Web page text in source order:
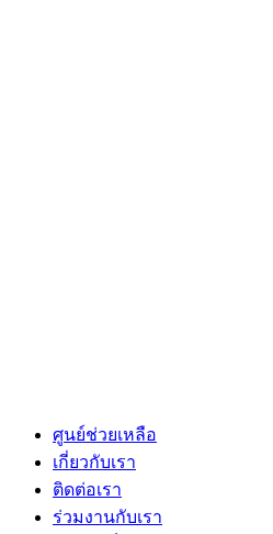
ศูนย์ช่วยเหลือ
เกี่ยวกับเรา
ติดต่อเรา
ร่วมงานกับเรา